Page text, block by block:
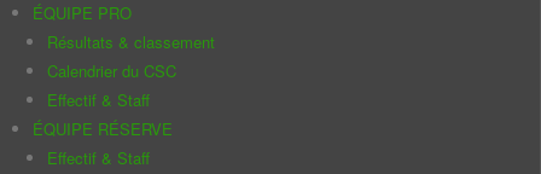
ÉQUIPE PRO
Résultats & classement
Calendrier du CSC
Effectif & Staff
ÉQUIPE RÉSERVE
Effectif & Staff